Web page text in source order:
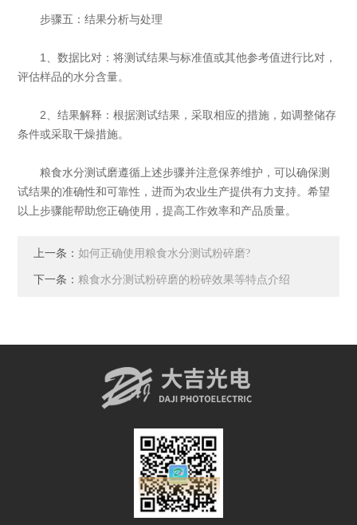
步骤五：结果分析与处理
1、数据比对：将测试结果与标准值或其他参考值进行比对，
评估样品的水分含量。
2、结果解释：根据测试结果，采取相应的措施，如调整储存
条件或采取干燥措施。
粮食水分测试磨遵循上述步骤并注意保养维护，可以确保测
试结果的准确性和可靠性，进而为农业生产提供有力支持。希望
以上步骤能帮助您正确使用，提高工作效率和产品质量。
上一条：如何正确使用粮食水分测试粉碎磨?
下一条： 粮食水分测试粉碎磨的粉碎效果等特点介绍